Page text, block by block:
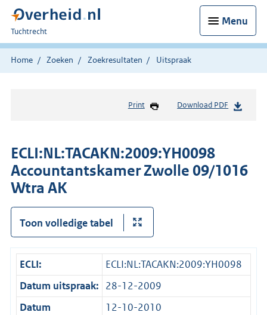
Menu
U
bent
hier:
Tuchtrecht
Home Zoeken Zoekresultaten Uitspraak
Print Download PDF
ECLI:NL:TACAKN:2009:YH0098
Accountantskamer Zwolle 09/1016
Wtra AK
Toon volledige tabel
ECLI:
ECLI:NL:TACAKN:2009:YH0098
Datum uitspraak: 28-12-2009
Datum
12-10-2010